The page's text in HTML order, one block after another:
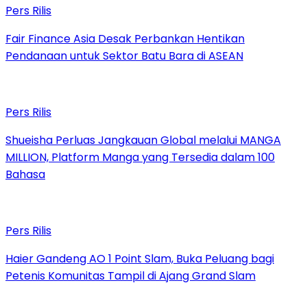
Pers Rilis
Fair Finance Asia Desak Perbankan Hentikan
Pendanaan untuk Sektor Batu Bara di ASEAN
Pers Rilis
Shueisha Perluas Jangkauan Global melalui MANGA
MILLION, Platform Manga yang Tersedia dalam 100
Bahasa
Pers Rilis
Haier Gandeng AO 1 Point Slam, Buka Peluang bagi
Petenis Komunitas Tampil di Ajang Grand Slam